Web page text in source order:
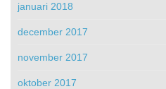
januari 2018
december 2017
november 2017
oktober 2017